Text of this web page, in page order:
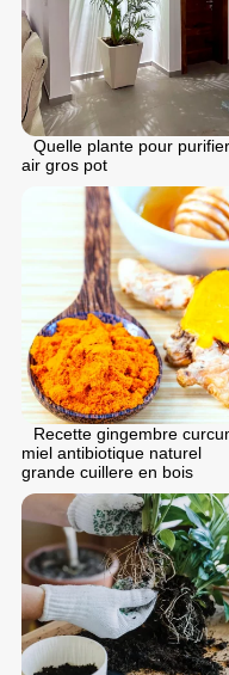
Quelle plante pour
air gros pot
Recette gingembre
miel antibiotique naturel
grande cuillere en bois